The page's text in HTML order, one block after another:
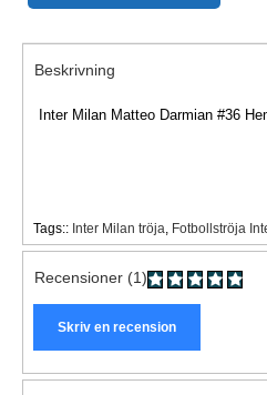
Beskrivning
Inter Milan Matteo Darmian #36
Tags:: Inter Milan tröja Fotbollströja
Recensioner (1)
Skriv en recension